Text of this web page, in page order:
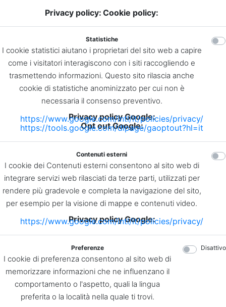
Privacy policy: Cookie policy:
Statistiche
I cookie statistici aiutano i proprietari del sito web a capire
come i visitatori interagiscono con i siti raccogliendo e
trasmettendo informazioni. Questo sito rilascia anche
cookie di statistiche anominizzato per cui non è
necessaria il consenso preventivo.
Privacy policy Google:
https://www.google.com/intl/it/policies/privacy/
Opt out Google:
https://tools.google.com/dlpage/gaoptout?hl=it
Contenuti esterni
I cookie dei Contenuti esterni consentono al sito web di
integrare servizi web rilasciati da terze parti, utilizzati per
rendere più gradevole e completa la navigazione del sito,
per esempio per la visione di mappe e contenuti video.
Privacy policy Google:
https://www.google.com/intl/it/policies/privacy/
Preferenze
I cookie di preferenza consentono al sito web di
memorizzare informazioni che ne influenzano il
comportamento o l'aspetto, quali la lingua
preferita o la località nella quale ti trovi.
Disattivo